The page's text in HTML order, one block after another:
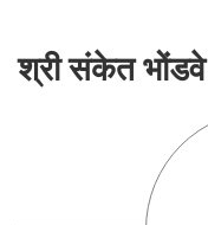
श्री संकेत भोंडवे